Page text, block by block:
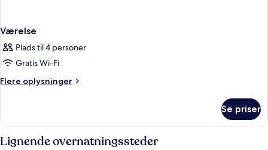
Værelse
Plads til 4 personer
Gratis Wi-Fi
Flere oplysninger
Flere
Se priser
Lignende overnatningssteder